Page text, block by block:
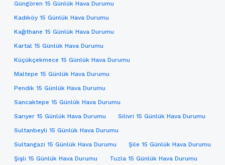
Güngören 15 Günlük Hava Durumu
Kadıköy 15 Günlük Hava Durumu
Kağıthane 15 Günlük Hava Durumu
Kartal 15 Günlük Hava Durumu
Küçükçekmece 15 Günlük Hava Durumu
Maltepe 15 Günlük Hava Durumu
Pendik 15 Günlük Hava Durumu
Sancaktepe 15 Günlük Hava Durumu
Sarıyer 15 Günlük Hava Durumu
Silivri 15 Günlük Hava Durumu
Sultanbeyli 15 Günlük Hava Durumu
Sultangazi 15 Günlük Hava Durumu
Şile 15 Günlük Hava Durumu
Şişli 15 Günlük Hava Durumu
Tuzla 15 Günlük Hava Durumu